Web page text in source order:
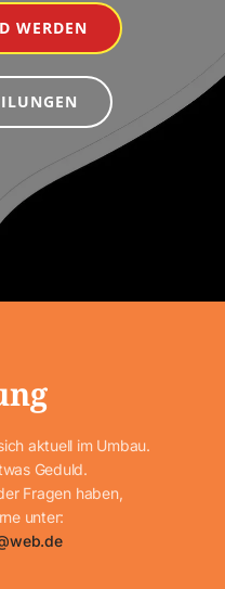
WERDEN
aktuell im Umbau.
Geduld.
Fragen haben,
unter: